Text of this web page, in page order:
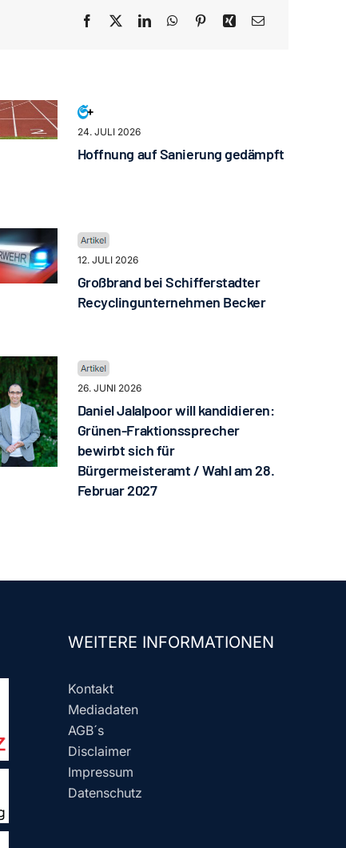
24. JULI 2026
Hoffnung auf Sanierung gedämpft
12. JULI 2026
Großbrand bei Schifferstadter
Recyclingunternehmen Becker
26. JUNI 2026
Daniel Jalalpoor will kandidieren:
Grünen-Fraktionssprecher
bewirbt sich für
Bürgermeisteramt / Wahl am 28.
Februar 2027
WEITERE INFORMATIONEN
Kontakt
Mediadaten
AGB´s
Disclaimer
Impressum
Datenschutz